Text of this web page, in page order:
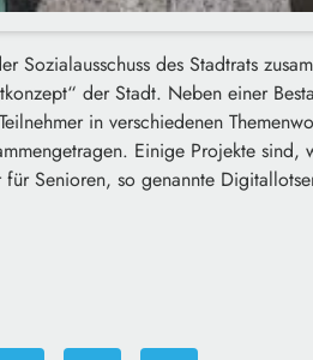
Sozialausschuss des Stadtrats
der Stadt. Neben einer
in verschiedenen
Einige Projekte sind,
Senioren, so genannte